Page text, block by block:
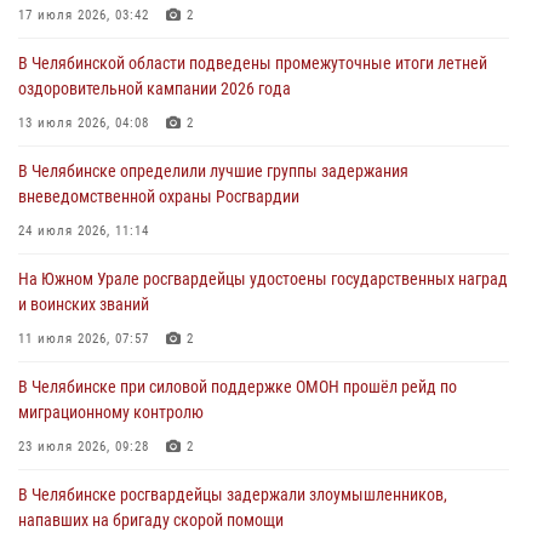
Росгвардейцы задержали трёх магазинных воров в Челябинске
На Южном Урале сотрудники Росгвардии задержали
подозреваемого в совершении убийства
В Челябинской области росгвардейцами по горячим следам
задержан подозреваемый в грабеже
17 июля 2026, 03:42 2
В Челябинской области подведены промежуточные итоги летней
оздоровительной кампании 2026 года
13 июля 2026, 04:08 2
В Челябинске определили лучшие группы задержания
вневедомственной охраны Росгвардии
24 июля 2026, 11:14
На Южном Урале росгвардейцы удостоены государственных наград
и воинских званий
11 июля 2026, 07:57 2
В Челябинске при силовой поддержке ОМОН прошёл рейд по
миграционному контролю
23 июля 2026, 09:28 2
В Челябинске росгвардейцы задержали злоумышленников,
напавших на бригаду скорой помощи